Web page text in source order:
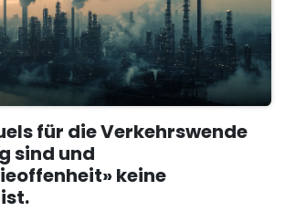
für die Verkehrswende
sind und
keine